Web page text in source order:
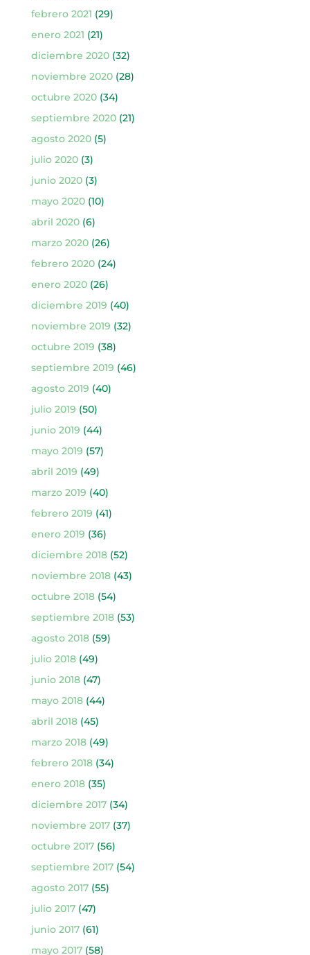
febrero 2021 (29)
enero 2021 (21)
diciembre 2020(32)
noviembre 2020(28)
octubre 2020(34)
septiembre 2020(21)
agosto 2020(5)
julio 2020(3)
junio 2020(3)
mayo 2020(10)
abril 2020(6)
marzo 2020(26)
febrero 2020(24)
enero 2020(26)
diciembre 2019 (40)
noviembre 2019 (32)
octubre 2019 (38)
septiembre 2019 (46)
agosto 2019 (40)
julio 2019 (50)
junio 2019 (44)
mayo 2019 (57)
abril 2019 (49)
marzo 2019 (40)
febrero 2019 (41)
enero 2019 (36)
diciembre 2018(52)
noviembre 2018(43)
octubre 2018(54)
septiembre 2018(53)
agosto 2018(59)
julio 2018(49)
junio 2018(47)
mayo 2018(44)
abril 2018(45)
marzo 2018(49)
febrero 2018(34)
enero 2018(35)
diciembre 2017(34)
noviembre 2017(37)
octubre 2017(56)
septiembre 2017(54)
agosto 2017(55)
julio 2017(47)
junio 2017(61)
mayo 2017(58)